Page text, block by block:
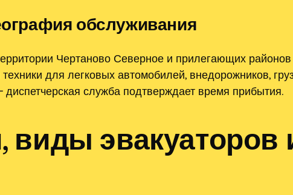
обслуживания
Чертаново Северное и прилегающих
для легковых автомобилей, внедорожников,
служба подтверждает время прибытия.
виды эвакуаторов